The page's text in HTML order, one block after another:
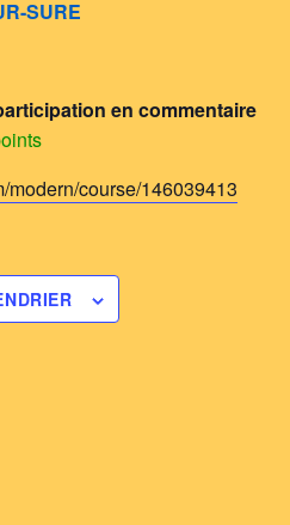
SURE
en commentaire
modern/course/146039413